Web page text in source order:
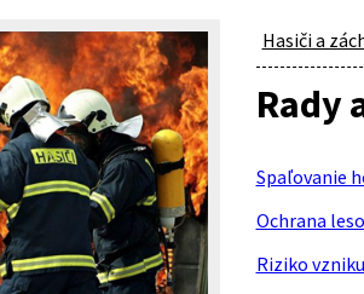
Hasiči a
Rady
Spaľovanie
Ochrana
Riziko